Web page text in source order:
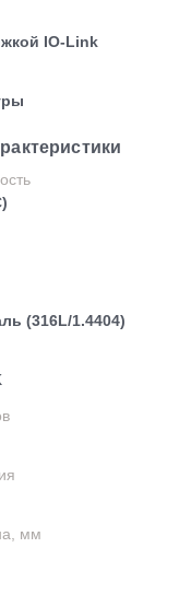
IO-Link
(316L/1.4404)
мм